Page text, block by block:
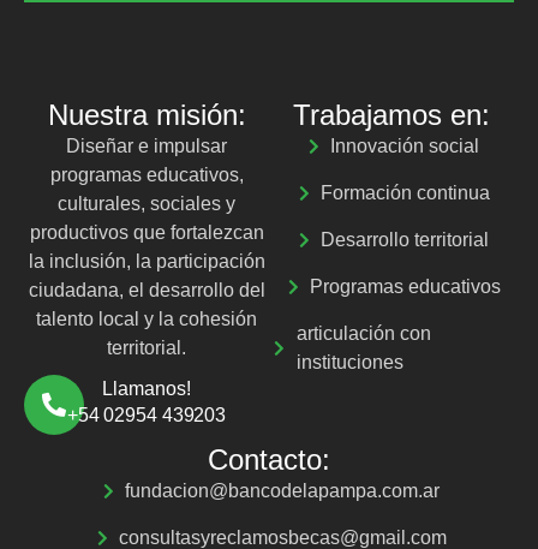
Nuestra misión:
Diseñar e impulsar
programas educativos,
culturales, sociales y
productivos que fortalezcan
la inclusión, la participación
ciudadana, el desarrollo del
talento local y la cohesión
territorial.
Llamanos!
+54 02954 439203
Trabajamos en:
Innovación social
Formación continua
Desarrollo territorial
Programas educativos
articulación con
instituciones
Contacto:
fundacion@bancodelapampa.com.ar
consultasyreclamosbecas@gmail.com